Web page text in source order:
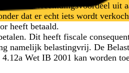
een vervreemdingsvoordeel
dat er echt iets wordt
heeft betaald.
Dit heeft fiscale
namelijk belastingvrij. De
Wet IB 2001 kan worden